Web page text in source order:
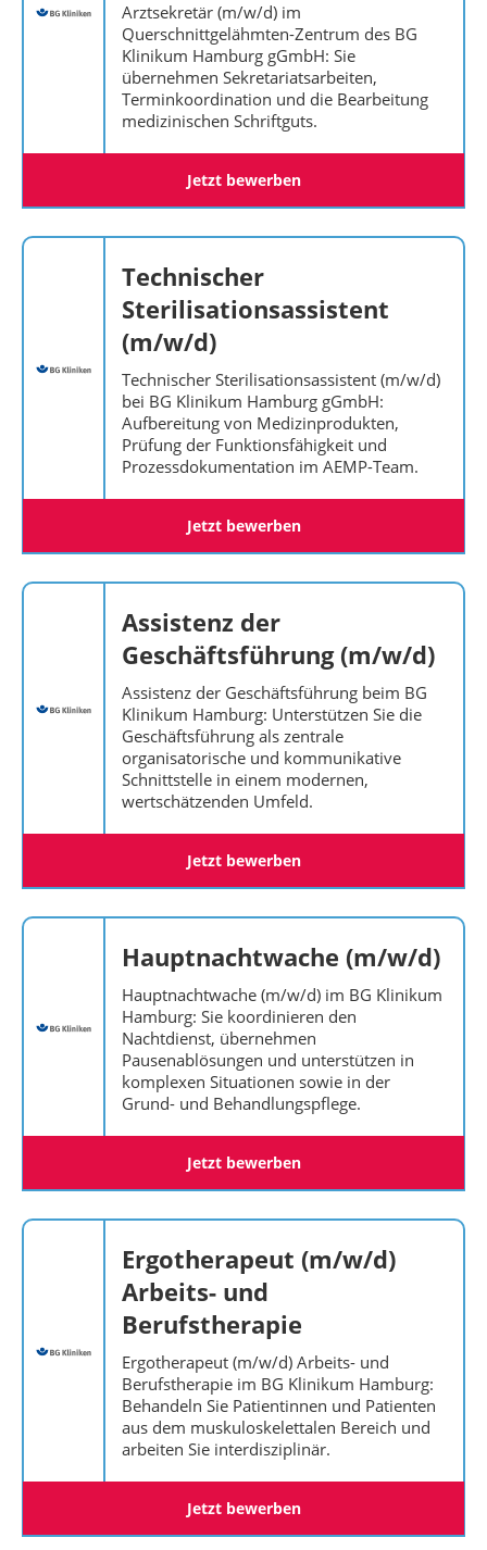
Arztsekretär (m/w/d) im
Querschnittgelähmten-Zentrum des BG
Klinikum Hamburg gGmbH: Sie
übernehmen Sekretariatsarbeiten,
Terminkoordination und die Bearbeitung
medizinischen Schriftguts.
Jetzt bewerben
Technischer
Sterilisationsassistent
(m/w/d)
Technischer Sterilisationsassistent (m/w/d)
bei BG Klinikum Hamburg gGmbH:
Aufbereitung von Medizinprodukten,
Prüfung der Funktionsfähigkeit und
Prozessdokumentation im AEMP-Team.
Jetzt bewerben
Assistenz der
Geschäftsführung (m/w/d)
Assistenz der Geschäftsführung beim BG
Klinikum Hamburg: Unterstützen Sie die
Geschäftsführung als zentrale
organisatorische und kommunikative
Schnittstelle in einem modernen,
wertschätzenden Umfeld.
Jetzt bewerben
Hauptnachtwache (m/w/d)
Hauptnachtwache (m/w/d) im BG Klinikum
Hamburg: Sie koordinieren den
Nachtdienst, übernehmen
Pausenablösungen und unterstützen in
komplexen Situationen sowie in der
Grund- und Behandlungspflege.
Jetzt bewerben
Ergotherapeut (m/w/d)
Arbeits- und
Berufstherapie
Ergotherapeut (m/w/d) Arbeits- und
Berufstherapie im BG Klinikum Hamburg:
Behandeln Sie Patientinnen und Patienten
aus dem muskuloskelettalen Bereich und
arbeiten Sie interdisziplinär.
Jetzt bewerben